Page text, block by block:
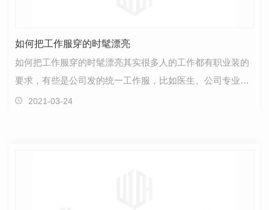
如何把工作服穿的时髦漂亮
如何把工作服穿的时髦漂亮其实很多人的工作都有职业装的
要求，有些是公司发的统一工作服，比如医生、公司专业人
员、技师等等。有些是公司虽然不发工作服，但其实也…
2021-03-24